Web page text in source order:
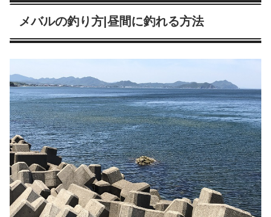
メバルの釣り方|昼間に釣れる方法